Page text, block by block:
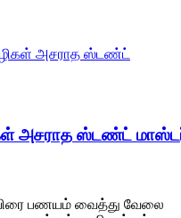
அசராத ஸ்டண்ட்
பணயம் வைத்து வேலை